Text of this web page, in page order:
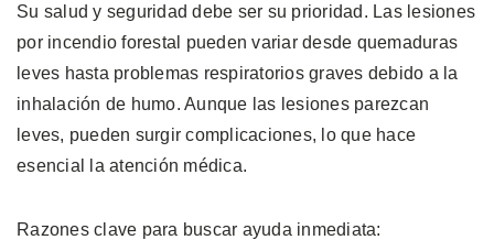
Su salud y seguridad debe ser su prioridad. Las lesiones
por incendio forestal pueden variar desde quemaduras
leves hasta problemas respiratorios graves debido a la
inhalación de humo. Aunque las lesiones parezcan
leves, pueden surgir complicaciones, lo que hace
esencial la atención médica.
Razones clave para buscar ayuda inmediata: